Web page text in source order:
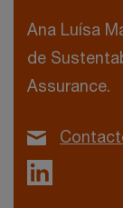
Ana Luísa
de
Assurance.